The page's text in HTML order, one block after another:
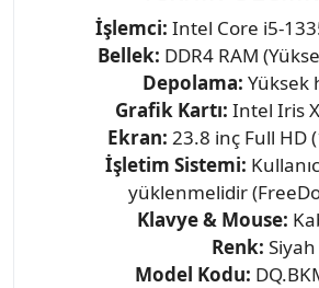
İşlemci: Intel Core i5-
Bellek: DDR4 RAM
Depolama: Yüksek
Grafik Kartı: Intel Iris
Ekran: 23.8 inç Full HD
İşletim Sistemi:
yüklenmelidir
Klavye & Mouse:
Renk: Siyah
Model Kodu: